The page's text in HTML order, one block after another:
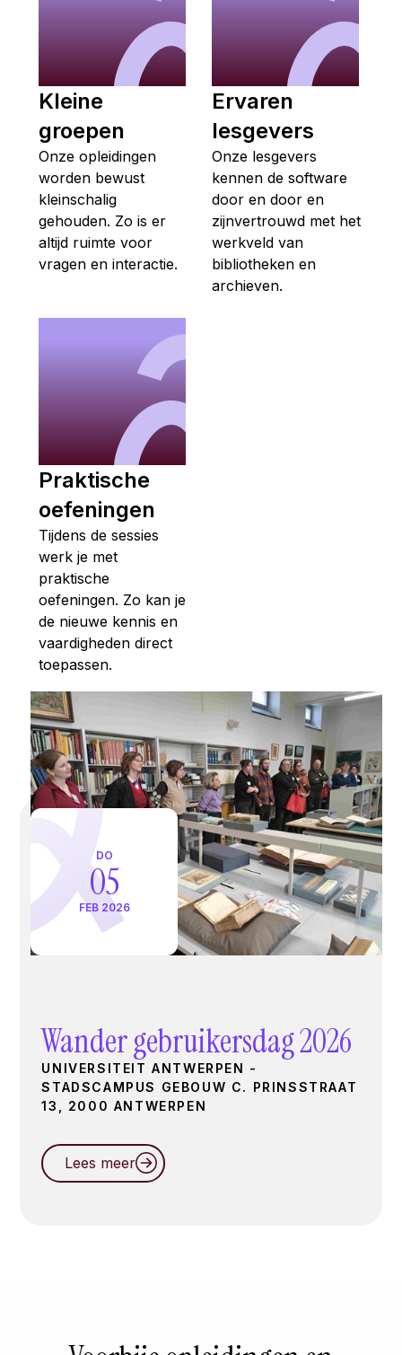
Kleine
groepen
Onze opleidingen
worden bewust
kleinschalig
gehouden. Zo is er
altijd ruimte voor
vragen en interactie.
Ervaren
lesgevers
Onze lesgevers
kennen de software
door en door en
zijnvertrouwd met het
werkveld van
bibliotheken en
archieven.
Praktische
oefeningen
Tijdens de sessies
werk je met
praktische
oefeningen. Zo kan je
de nieuwe kennis en
vaardigheden direct
toepassen.
DO
05
FEB 2026
Wander gebruikersdag 2026
UNIVERSITEIT ANTWERPEN -
STADSCAMPUS GEBOUW C. PRINSSTRAAT
13, 2000 ANTWERPEN
Lees meer